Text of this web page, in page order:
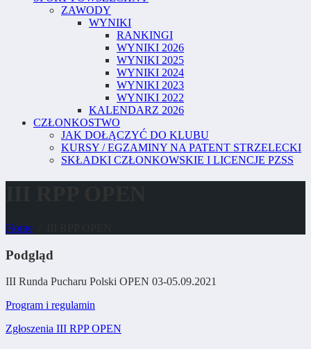
ZAWODY
WYNIKI
RANKINGI
WYNIKI 2026
WYNIKI 2025
WYNIKI 2024
WYNIKI 2023
WYNIKI 2022
KALENDARZ 2026
CZŁONKOSTWO
JAK DOŁĄCZYĆ DO KLUBU
KURSY / EGZAMINY NA PATENT STRZELECKI
SKŁADKI CZŁONKOWSKIE I LICENCJE PZSS
Home
Podgląd
III Runda Pucharu Polski OPEN 03-05.09.2021
Program i regulamin
Zgłoszenia III RPP OPEN